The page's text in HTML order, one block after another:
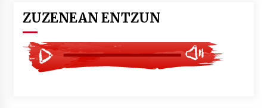
ZUZENEAN ENTZUN